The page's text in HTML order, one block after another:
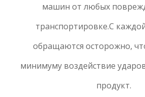
машин от любых
транспортировке.С
обращаются осторожно,
минимуму воздействие
продукт.